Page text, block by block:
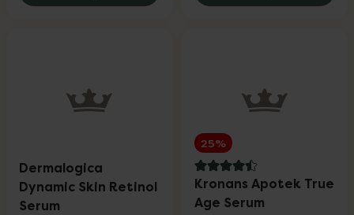
Dermalogica
Dynamic Skin Retinol
Serum
25%
4.5 av 5 i omdöme
Kronans Apotek True
Age Serum